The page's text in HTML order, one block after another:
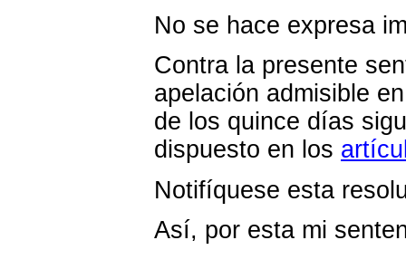
No se hace expresa
Contra la presente
apelación admisible
de los quince días
dispuesto en los
Notifíquese esta
Así, por esta mi